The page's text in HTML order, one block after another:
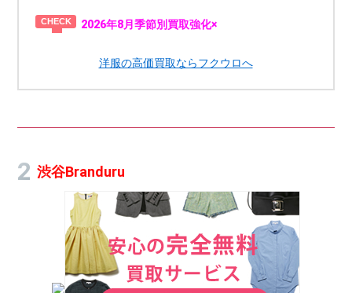
2026年8月季節別買取強化×
洋服の高価買取ならフクウロへ
渋谷Branduru